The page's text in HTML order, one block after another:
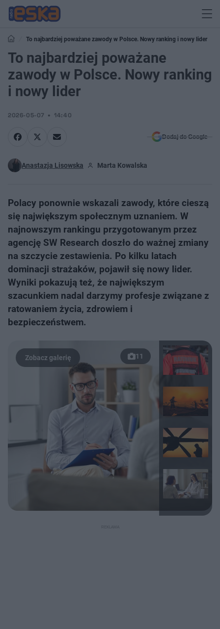
To najbardziej poważane zawody w Polsce. Nowy ranking i nowy lider
To najbardziej poważane
zawody w Polsce. Nowy ranking
i nowy lider
2026-05-07 14:40
Dodaj do Google
Anastazja Lisowska Marta Kowalska
Polacy ponownie wskazali zawody, które cieszą
się największym społecznym uznaniem. W
najnowszym rankingu przygotowanym przez
agencję SW Research doszło do ważnej zmiany
na szczycie zestawienia. Po kilku latach
dominacji strażaków, pojawił się nowy lider.
Wyniki pokazują też, że największym
szacunkiem nadal darzymy profesje związane z
ratowaniem życia, zdrowiem i
bezpieczeństwem.
11